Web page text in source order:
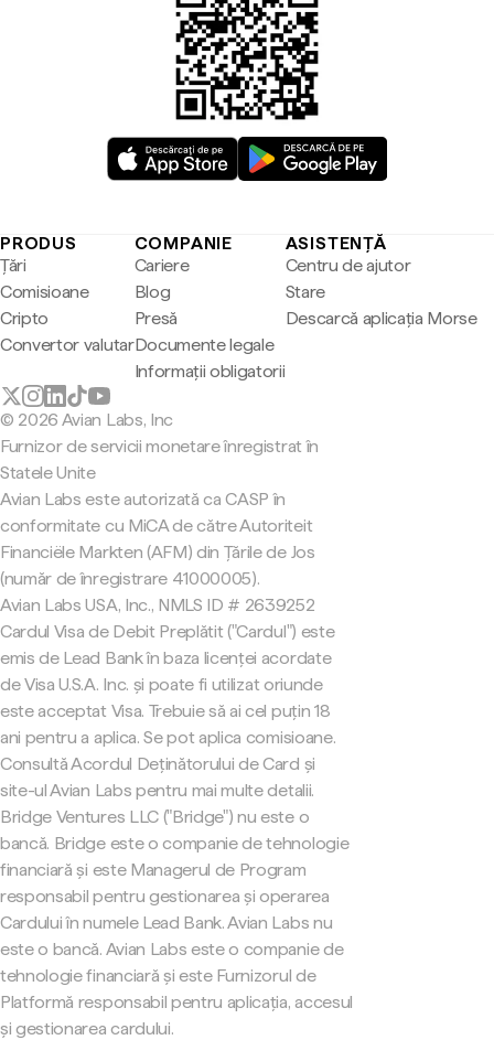
PRODUS
Țări
Comisioane
Cripto
Convertor valutar
COMPANIE
Cariere
Blog
Presă
Documente legale
Informații obligatorii
ASISTENȚĂ
Centru de ajutor
Stare
Descarcă aplicația Morse
© 2026 Avian Labs, Inc
Furnizor de servicii monetare înregistrat în
Statele Unite
Avian Labs este autorizată ca CASP în
conformitate cu MiCA de către Autoriteit
Financiële Markten (AFM) din Țările de Jos
(număr de înregistrare 41000005).
Avian Labs USA, Inc., NMLS ID # 2639252
Cardul Visa de Debit Preplătit ("Cardul") este
emis de Lead Bank în baza licenței acordate
de Visa U.S.A. Inc. și poate fi utilizat oriunde
este acceptat Visa. Trebuie să ai cel puțin 18
ani pentru a aplica. Se pot aplica comisioane.
Consultă Acordul Deținătorului de Card și
site-ul Avian Labs pentru mai multe detalii.
Bridge Ventures LLC ("Bridge") nu este o
bancă. Bridge este o companie de tehnologie
financiară și este Managerul de Program
responsabil pentru gestionarea și operarea
Cardului în numele Lead Bank. Avian Labs nu
este o bancă. Avian Labs este o companie de
tehnologie financiară și este Furnizorul de
Platformă responsabil pentru aplicația, accesul
și gestionarea cardului.